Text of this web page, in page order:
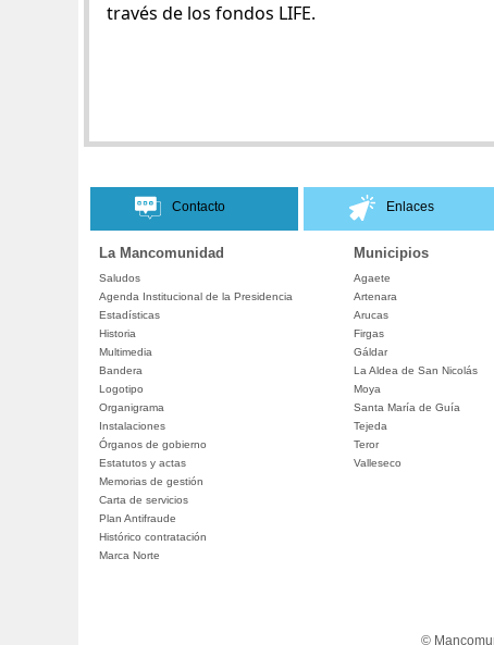
través de los fondos LIFE.
Contacto Enlaces
La Mancomunidad Municipios
Saludos
Agenda Institucional de la Presidencia
Estadísticas
Historia
Multimedia
Bandera
Logotipo
Organigrama
Instalaciones
Órganos de gobierno
Estatutos y actas
Memorias de gestión
Carta de servicios
Plan Antifraude
Histórico contratación
Marca Norte
Agaete
Artenara
Arucas
Firgas
Gáldar
La Aldea de San Nicolás
Moya
Santa María de Guía
Tejeda
Teror
Valleseco
©